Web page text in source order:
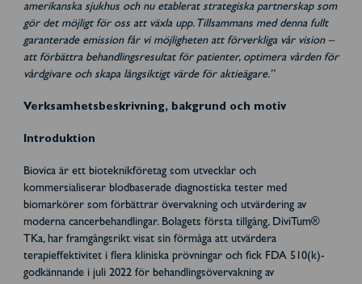
amerikanska sjukhus och nu etablerat strategiska partnerskap som
gör det möjligt för oss att växla upp. Tillsammans med denna fullt
garanterade emission får vi möjligheten att förverkliga vår vision –
att förbättra behandlingsresultat för patienter, optimera vården för
vårdgivare och skapa långsiktigt värde för aktieägare.”
Verksamhetsbeskrivning, bakgrund och motiv
Introduktion
Biovica är ett bioteknikföretag som utvecklar och
kommersialiserar blodbaserade diagnostiska tester med
biomarkörer som förbättrar övervakning och utvärdering av
moderna cancerbehandlingar. Bolagets första tillgång, DiviTum®
TKa, har framgångsrikt visat sin förmåga att utvärdera
terapieffektivitet i flera kliniska prövningar och fick FDA 510(k)-
godkännande i juli 2022 för behandlingsövervakning av